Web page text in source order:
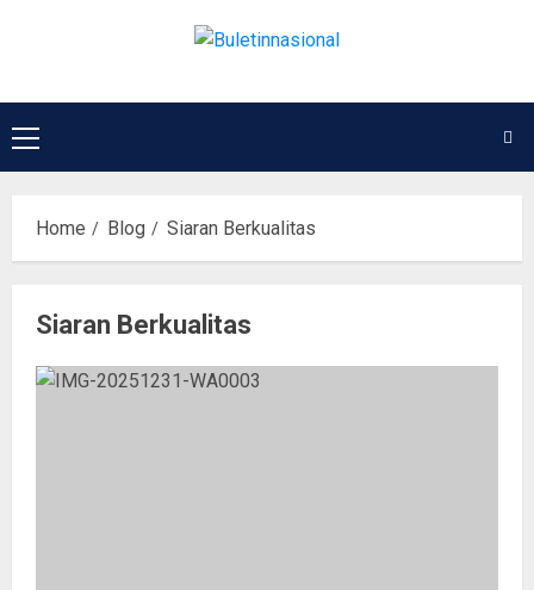
Home Blog Siaran Berkualitas
Siaran Berkualitas